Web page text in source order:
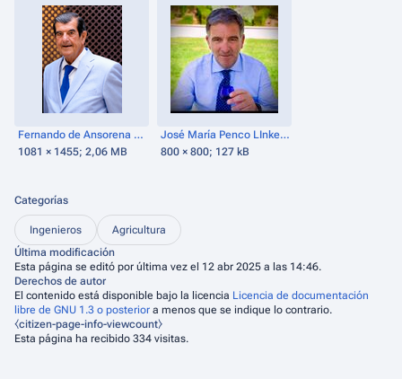
Fernando de Ansorena Giménez.png
1081 × 1455; 2,06 MB
José María Penco LInkedIN.jpg
800 × 800; 127 kB
Categorías
Ingenieros
Agricultura
Última modificación
Esta página se editó por última vez el 12 abr 2025 a las 14:46.
Derechos de autor
El contenido está disponible bajo la licencia Licencia de documentación
libre de GNU 1.3 o posterior a menos que se indique lo contrario.
⧼citizen-page-info-viewcount⧽
Esta página ha recibido 334 visitas.